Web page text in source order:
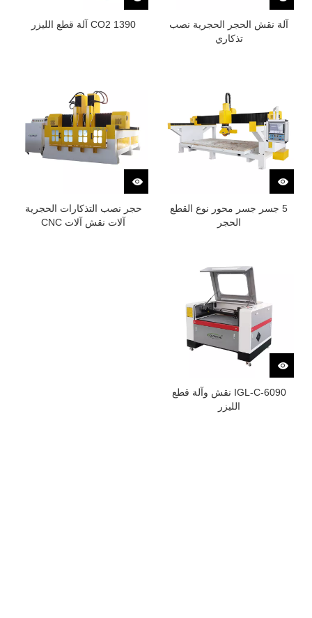
آلة نقش الحجر الحجرية نصب
تذكاري
1390 CO2 آلة قطع الليزر
5 جسر جسر محور نوع القطع
الحجر
حجر نصب التذكارات الحجرية
آلات نقش آلات CNC
IGL-C-6090 نقش وآلة قطع
الليزر